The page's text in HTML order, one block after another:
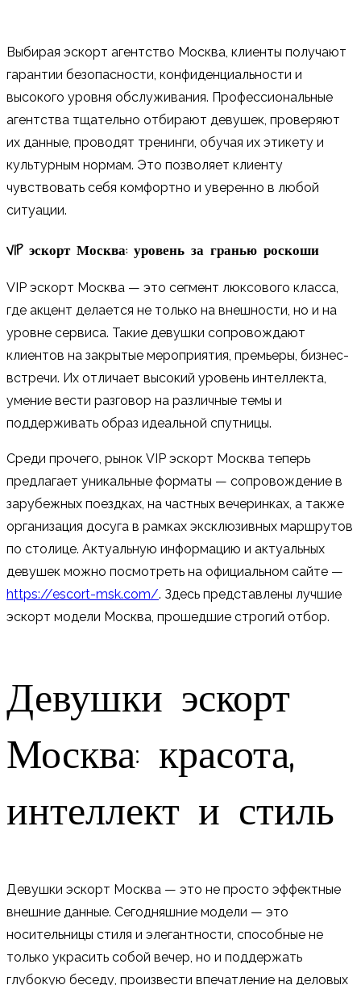
Выбирая эскорт агентство Москва, клиенты получают
гарантии безопасности, конфиденциальности и
высокого уровня обслуживания. Профессиональные
агентства тщательно отбирают девушек, проверяют
их данные, проводят тренинги, обучая их этикету и
культурным нормам. Это позволяет клиенту
чувствовать себя комфортно и уверенно в любой
ситуации.
VIP эскорт Москва: уровень за гранью роскоши
VIP эскорт Москва — это сегмент люксового класса,
где акцент делается не только на внешности, но и на
уровне сервиса. Такие девушки сопровождают
клиентов на закрытые мероприятия, премьеры, бизнес-
встречи. Их отличает высокий уровень интеллекта,
умение вести разговор на различные темы и
поддерживать образ идеальной спутницы.
Среди прочего, рынок VIP эскорт Москва теперь
предлагает уникальные форматы — сопровождение в
зарубежных поездках, на частных вечеринках, а также
организация досуга в рамках эксклюзивных маршрутов
по столице. Актуальную информацию и актуальных
девушек можно посмотреть на официальном сайте —
https://escort-msk.com/. Здесь представлены лучшие
эскорт модели Москва, прошедшие строгий отбор.
Девушки эскорт
Москва: красота,
интеллект и стиль
Девушки эскорт Москва — это не просто эффектные
внешние данные. Сегодняшние модели — это
носительницы стиля и элегантности, способные не
только украсить собой вечер, но и поддержать
глубокую беседу, произвести впечатление на деловых